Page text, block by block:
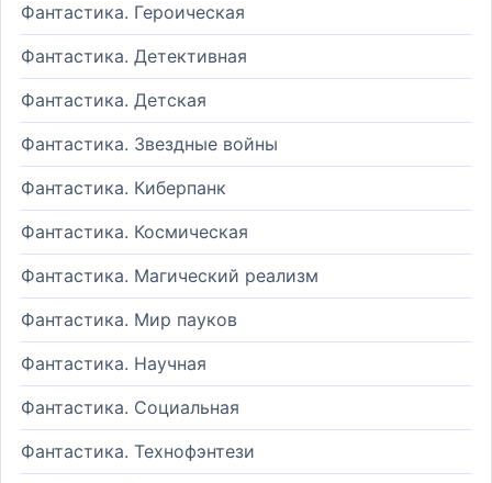
Фантастика. Героическая
Фантастика. Детективная
Фантастика. Детская
Фантастика. Звездные войны
Фантастика. Киберпанк
Фантастика. Космическая
Фантастика. Магический реализм
Фантастика. Мир пауков
Фантастика. Научная
Фантастика. Социальная
Фантастика. Технофэнтези